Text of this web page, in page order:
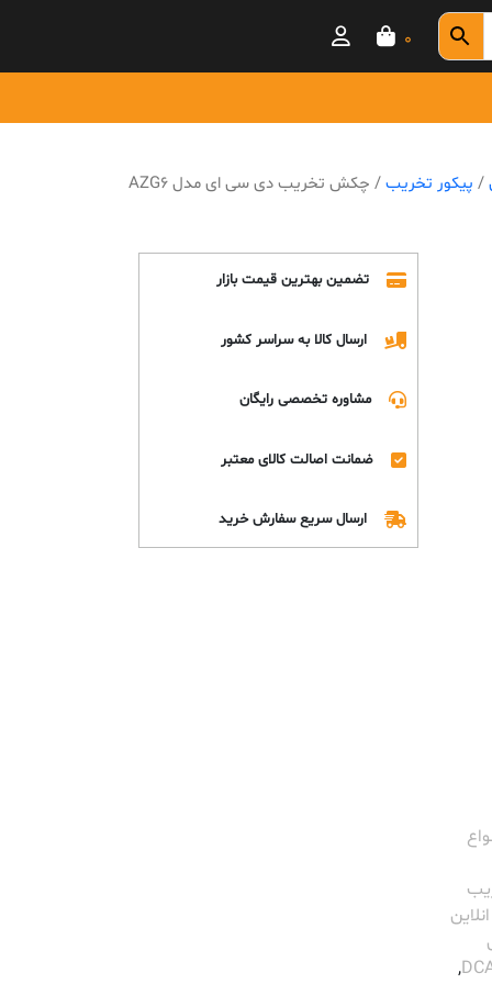
0
/ پیکور تخریب / چکش تخریب دی سی ای مدل AZG6
,
تضمین بهترین قیمت بازار
ارسال کالا به سراسر کشور
مشاوره تخصصی رایگان
ضمانت اصالت کالای معتبر
ارسال سریع سفارش خرید